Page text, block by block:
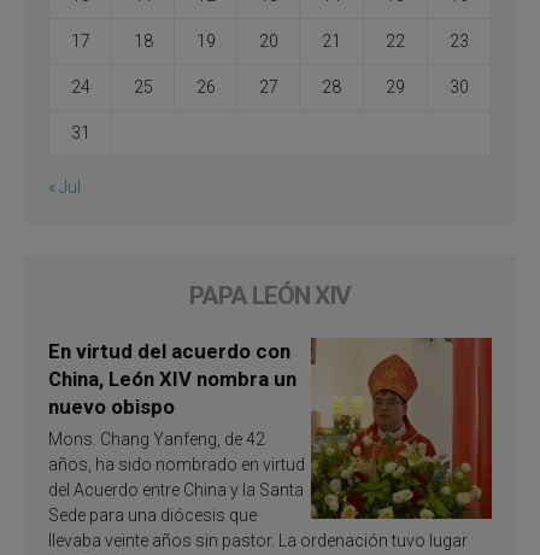
17 18 19 20 21 22 23
24 25 26 27 28 29 30
31
« Jul
PAPA LEÓN XIV
En virtud del acuerdo con
China, León XIV nombra un
nuevo obispo
Mons. Chang Yanfeng, de 42
años, ha sido nombrado en virtud
del Acuerdo entre China y la Santa
Sede para una diócesis que
llevaba veinte años sin pastor. La ordenación tuvo lugar